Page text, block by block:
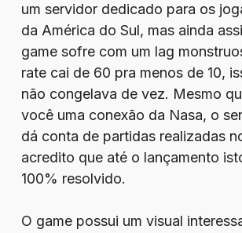
um servidor dedicado para os
da América do Sul, mas ainda
game sofre com um lag
rate cai de 60 pra menos de 10,
não congelava de vez. Mesmo
você uma conexão da Nasa, o
dá conta de partidas realizadas
acredito que até o lançamento
100% resolvido.
O game possui um visual